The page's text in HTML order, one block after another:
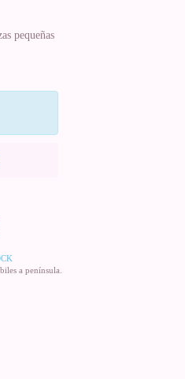
pequeñas
a península.